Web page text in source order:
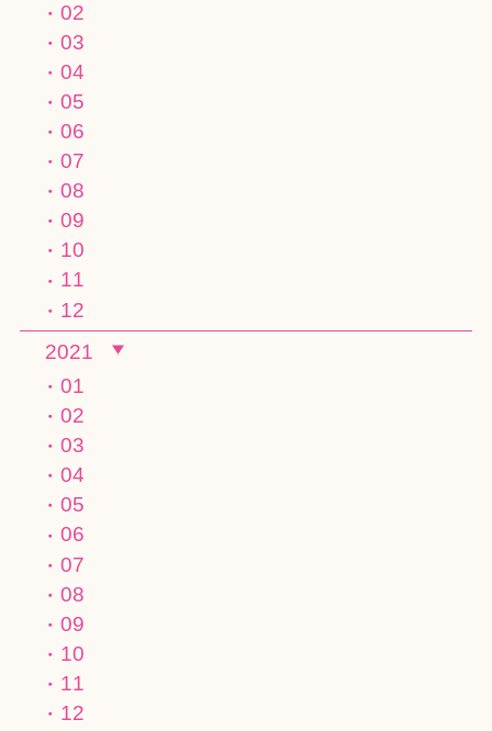
02
03
04
05
06
07
08
09
10
11
12
2021
01
02
03
04
05
06
07
08
09
10
11
12